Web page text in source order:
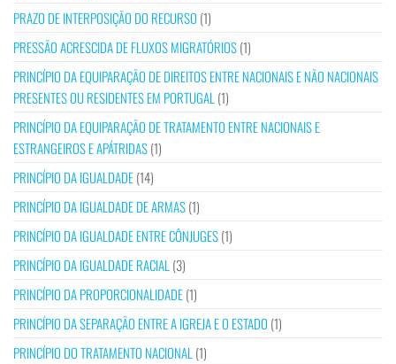
PRAZO DE INTERPOSIÇÃO DO RECURSO (1)
PRESSÃO ACRESCIDA DE FLUXOS MIGRATÓRIOS(1)
PRINCÍPIO DA EQUIPARAÇÃO DE DIREITOS ENTRE NACIONAIS E NÃO NACIONAIS
PRESENTES OU RESIDENTES EM PORTUGAL (1)
PRINCÍPIO DA EQUIPARAÇÃO DE TRATAMENTO ENTRE NACIONAIS E
ESTRANGEIROS E APÁTRIDAS(1)
PRINCÍPIO DA IGUALDADE(14)
PRINCÍPIO DA IGUALDADE DE ARMAS(1)
PRINCÍPIO DA IGUALDADE ENTRE CÔNJUGES(1)
PRINCÍPIO DA IGUALDADE RACIAL (3)
PRINCÍPIO DA PROPORCIONALIDADE(1)
PRINCÍPIO DA SEPARAÇÃO ENTRE A IGREJA E O ESTADO (1)
PRINCÍPIO DO TRATAMENTO NACIONAL (1)